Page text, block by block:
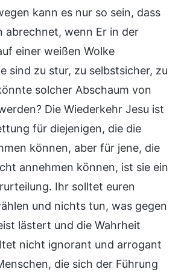
kann es nur so sein, dass
abrechnet, wenn Er in der
einer weißen Wolke
sind zu stur, zu selbstsicher, zu
solcher Abschaum von
Die Wiederkehr Jesu ist
für diejenigen, die die
können, aber für jene, die
annehmen können, ist sie ein
Ihr solltet euren
und nichts tun, was gegen
lästert und die Wahrheit
nicht ignorant und arrogant
die sich der Führung